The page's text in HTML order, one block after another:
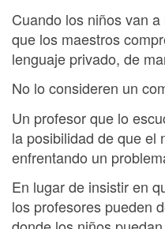
Cuando los niños van
que los maestros
lenguaje privado, de
No lo consideren un
Un profesor que lo
la posibilidad de que el
enfrentando un
En lugar de insistir en
los profesores pueden